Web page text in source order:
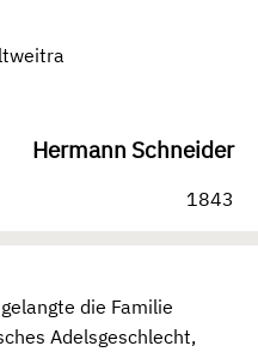
Hermann Schneider
1843
die Familie
Adelsgeschlecht,